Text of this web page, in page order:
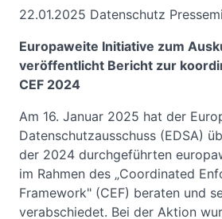
22.01.2025 Datenschutz
Europaweite Initiative zum
veröffentlicht Bericht zur
CEF 2024
Am 16. Januar 2025 hat der
Datenschutzausschuss (EDSA)
der 2024 durchgeführten
im Rahmen des „Coordinated
Framework" (CEF) beraten und
verabschiedet. Bei der Aktion